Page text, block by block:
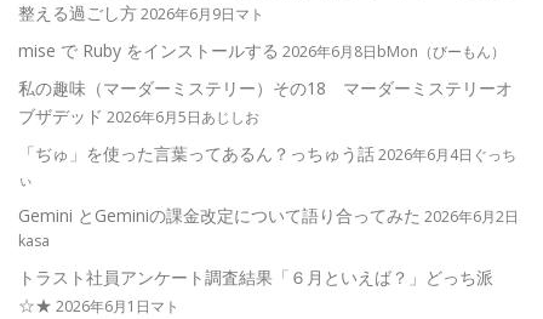
整える過ごし方2026年6月9日マト
mise で Ruby をインストールする 2026年6月8日bMon（びーもん）
私の趣味（マーダーミステリー）その18 マーダーミステリーオ
ブザデッド 2026年6月5日あじしお
「ぢゅ」を使った言葉ってあるん？っちゅう話2026年6月4日ぐっち
ぃ
Gemini とGeminiの課金改定について語り合ってみた 2026年6月2日
kasa
トラスト社員アンケート調査結果「６月といえば？」どっち派
☆★ 2026年6月1日マト